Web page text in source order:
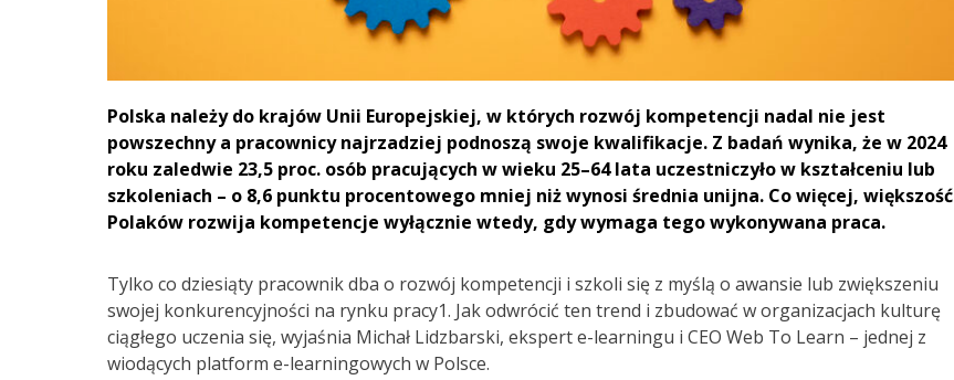
Polska należy do krajów Unii Europejskiej, w których rozwój kompetencji nadal nie jest
powszechny a pracownicy najrzadziej podnoszą swoje kwalifikacje. Z badań wynika, że w 2024
roku zaledwie 23,5 proc. osób pracujących w wieku 25–64 lata uczestniczyło w kształceniu lub
szkoleniach – o 8,6 punktu procentowego mniej niż wynosi średnia unijna. Co więcej, większość
Polaków rozwija kompetencje wyłącznie wtedy, gdy wymaga tego wykonywana praca.
Tylko co dziesiąty pracownik dba o rozwój kompetencji i szkoli się z myślą o awansie lub zwiększeniu
swojej konkurencyjności na rynku pracy1. Jak odwrócić ten trend i zbudować w organizacjach kulturę
ciągłego uczenia się, wyjaśnia Michał Lidzbarski, ekspert e-learningu i CEO Web To Learn – jednej z
wiodących platform e-learningowych w Polsce.